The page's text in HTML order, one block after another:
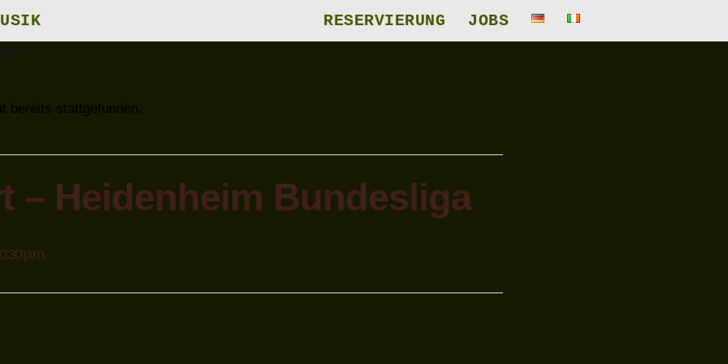
RESERVIERUNG JOBS
bereits stattgefunden.
– Heidenheim Bundesliga
p.m.